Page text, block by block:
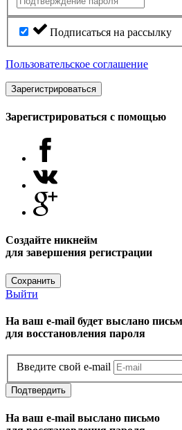
Подписаться на рассылку
Пользовательское соглашение
Зарегистрироваться
Зарегистрироваться с помощью
Создайте никнейм
для завершения регистрации
Сохранить
Выйти
На ваш e-mail будет выслано
для восстановления пароля
Введите свой e-mail
Подтвердить
На ваш e-mail выслано письмо